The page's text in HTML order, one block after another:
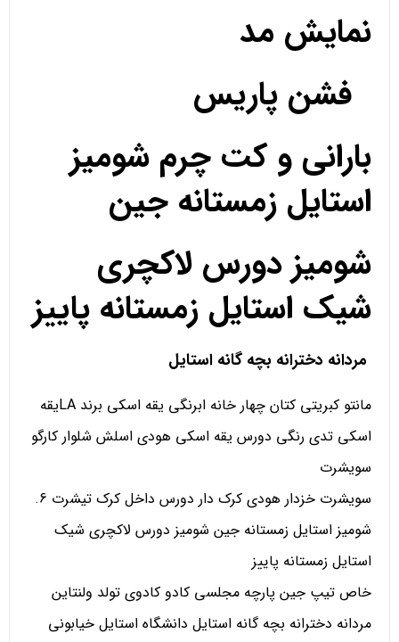
نمایش مد
فشن پاریس
بارانی و کت چرم شومیز
استایل زمستانه جین
شومیز دورس لاکچری
شیک استایل زمستانه پاییز
مردانه دخترانه بچه گانه استایل
مانتو کبریتی کتان چهار خانه ابرنگی یقه اسکی برند LAیقه
اسکی تدی رنگی دورس یقه اسکی هودی اسلش شلوار کارگو
سویشرت
سویشرت خزدار هودی کرک دار دورس داخل کرک تیشرت 6.
شومیز استایل زمستانه جین شومیز دورس لاکچری شیک
استایل زمستانه پاییز
خاص تیپ جین پارچه مجلسی کادو کادوی تولد ولنتاین
مردانه دخترانه بچه گانه استایل دانشگاه استایل خیابونی